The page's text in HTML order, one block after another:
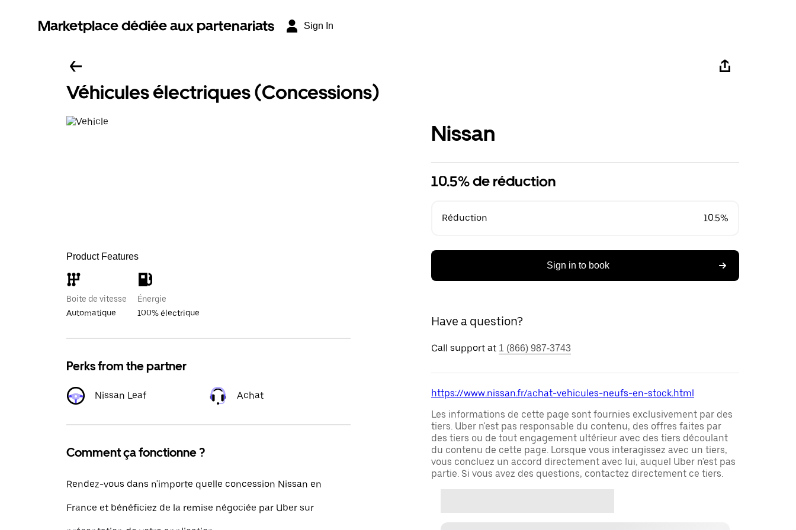
Marketplace dédiée aux partenariats Sign In
Véhicules électriques (Concessions)
Product Features
Boite de vitesse
Automatique
Énergie
100% électrique
Perks from the partner
Nissan Leaf Achat
Comment ça fonctionne ?
Rendez-vous dans n'importe quelle concession Nissan en
France et bénéficiez de la remise négociée par Uber sur
Nissan
10.5% de réduction
Réduction 10.5%
Sign in to book
Have a question?
Call support at 1 (866) 987-3743
https://www.nissan.fr/achat-vehicules-neufs-en-stock.html
Les informations de cette page sont fournies exclusivement par des
tiers. Uber n'est pas responsable du contenu, des offres faites par
des tiers ou de tout engagement ultérieur avec des tiers découlant
du contenu de cette page. Lorsque vous interagissez avec un tiers,
vous concluez un accord directement avec lui, auquel Uber n'est pas
partie. Si vous avez des questions, contactez directement ce tiers.